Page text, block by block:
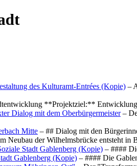
des Kulturamt-Entrées (Kopie) –
**Projektziel:**
Dialog mit dem Oberbürgermeister–
Mitte – ## Dialog mit den
Neubau der Wilhelmsbrücke entsteht
Stadt Gablenberg (Kopie) – ####
Gablenberg (Kopie) – #### Die